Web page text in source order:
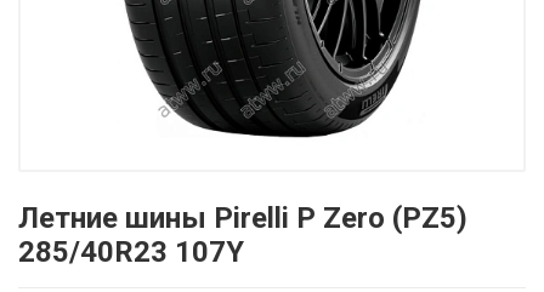
Летние шины Pirelli P Zero (PZ5)
285/40R23 107Y